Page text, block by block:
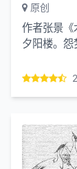
原创
作者张景《
夕阳楼。怨
愁。记得曾